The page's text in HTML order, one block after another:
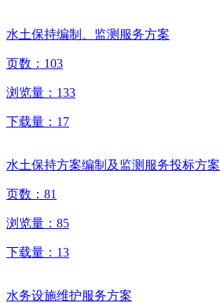
水土保持编制、监测服务方案
页数： 103
浏览量： 133
下载量： 17
水土保持方案编制及监测服务投标方案
页数： 81
浏览量： 85
下载量： 13
水务设施维护服务方案